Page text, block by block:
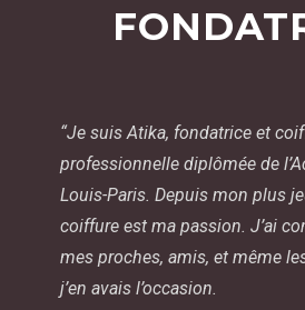
“Je suis Atika, fondatrice et
professionnelle diplômée de
Louis-Paris. Depuis mon plus
coiffure est ma passion. J’ai
mes proches, amis, et même
j’en avais l’occasion.